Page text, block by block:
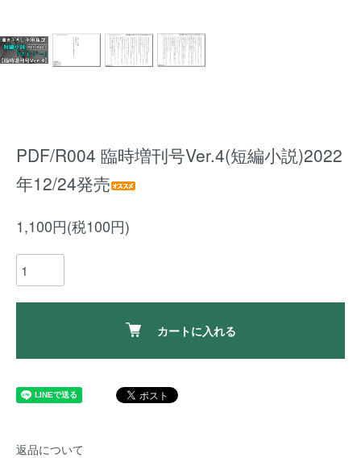
PDF/R004 臨時増刊号Ver.4(短編小説)2022
年12/24発売
1,100円(税100円)
カートに入れる
返品について